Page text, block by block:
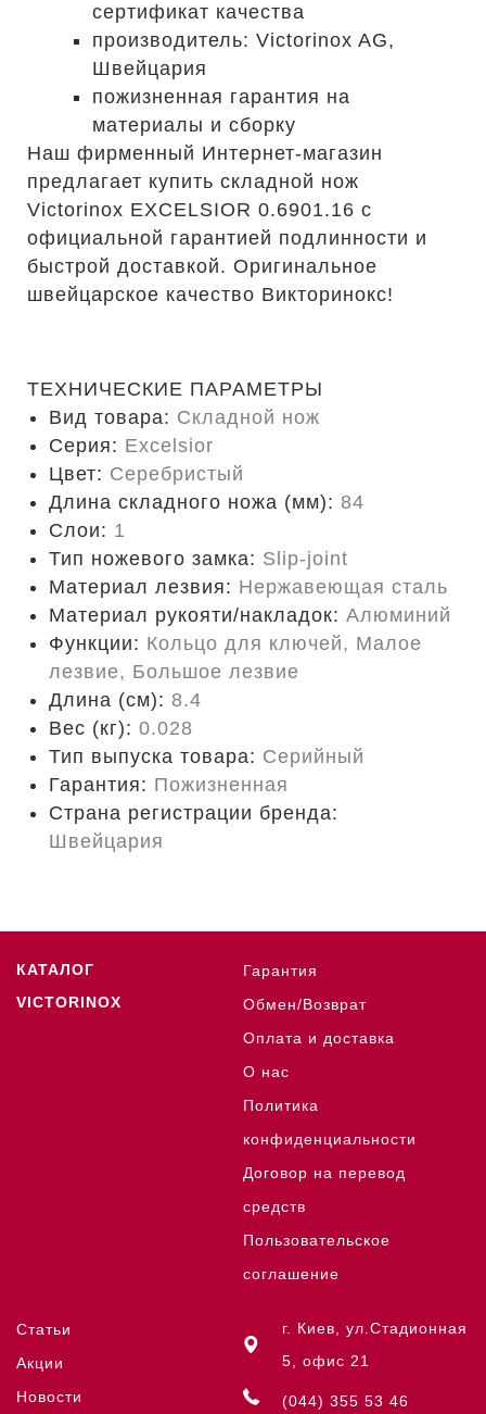
сертификат качества
производитель: Victorinox AG,
Швейцария
пожизненная гарантия на
материалы и сборку
Наш фирменный Интернет-магазин
предлагает купить складной нож
Victorinox EXCELSIOR 0.6901.16 с
официальной гарантией подлинности и
быстрой доставкой. Оригинальное
швейцарское качество Викторинокс!
ТЕХНИЧЕСКИЕ ПАРАМЕТРЫ
Вид товара: Складной нож
Серия: Excelsior
Цвет: Серебристый
Длина складного ножа (мм): 84
Слои: 1
Тип ножевого замка: Slip-joint
Материал лезвия: Нержавеющая сталь
Материал рукояти/накладок: Алюминий
Функции: Кольцо для ключей, Малое
лезвие, Большое лезвие
Длина (cм): 8.4
Вес (кг): 0.028
Тип выпуска товара: Серийный
Гарантия: Пожизненная
Страна регистрации бренда:
Швейцария
КАТАЛОГ
VICTORINOX
Гарантия
Обмен/Возврат
Оплата и доставка
О нас
Политика
конфиденциальности
Договор на перевод
средств
Пользовательское
соглашение
Статьи
Акции
Новости
г. Киев, ул.Стадионная
5, офис 21
(044) 355 53 46